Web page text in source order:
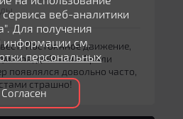
Постоянное движение,
действий. Брали
появлялся довольно часто,
страшно!
веб-аналитики
Для получения
информации см.
персональных
Согласен